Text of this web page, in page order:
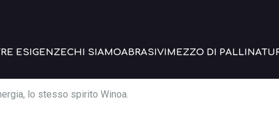
ESIGENZECHI SIAMOABRASIVIMEZZO DI
lo stesso spirito Winoa.